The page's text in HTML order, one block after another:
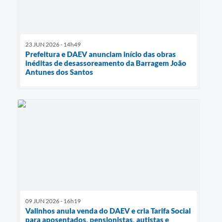
23 JUN 2026 - 14h49
Prefeitura e DAEV anunciam início das obras
inéditas de desassoreamento da Barragem João
Antunes dos Santos
09 JUN 2026 - 16h19
Valinhos anula venda do DAEV e cria Tarifa Social
para aposentados, pensionistas, autistas e